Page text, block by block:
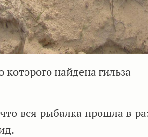
которого найдена гильза
вся рыбалка прошла в